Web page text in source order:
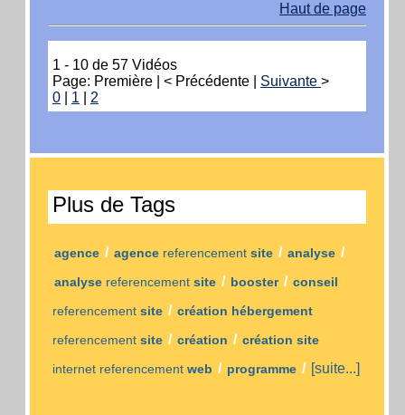
Haut de page
1 - 10 de 57 Vidéos
Page: Première | < Précédente | Suivante >
0
1 2
Plus de Tags
agence / agence referencement site / analyse /
analyse referencement site / booster / conseil
referencement site / création hébergement
referencement site / création / création site
internet referencement web / programme / [suite...]